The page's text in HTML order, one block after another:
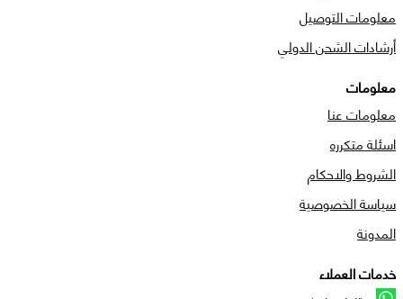
معلومات التوصيل
أرشادات الشحن الدولي
معلومات
معلومات عنا
اسئلة متكرره
الشروط والاحكام
سياسة الخصوصية
المدونة
خدمات العملاء